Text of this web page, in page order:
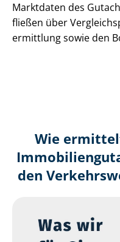
Marktdaten des
fließen über
ermitt­lung sowie den
Wie
den